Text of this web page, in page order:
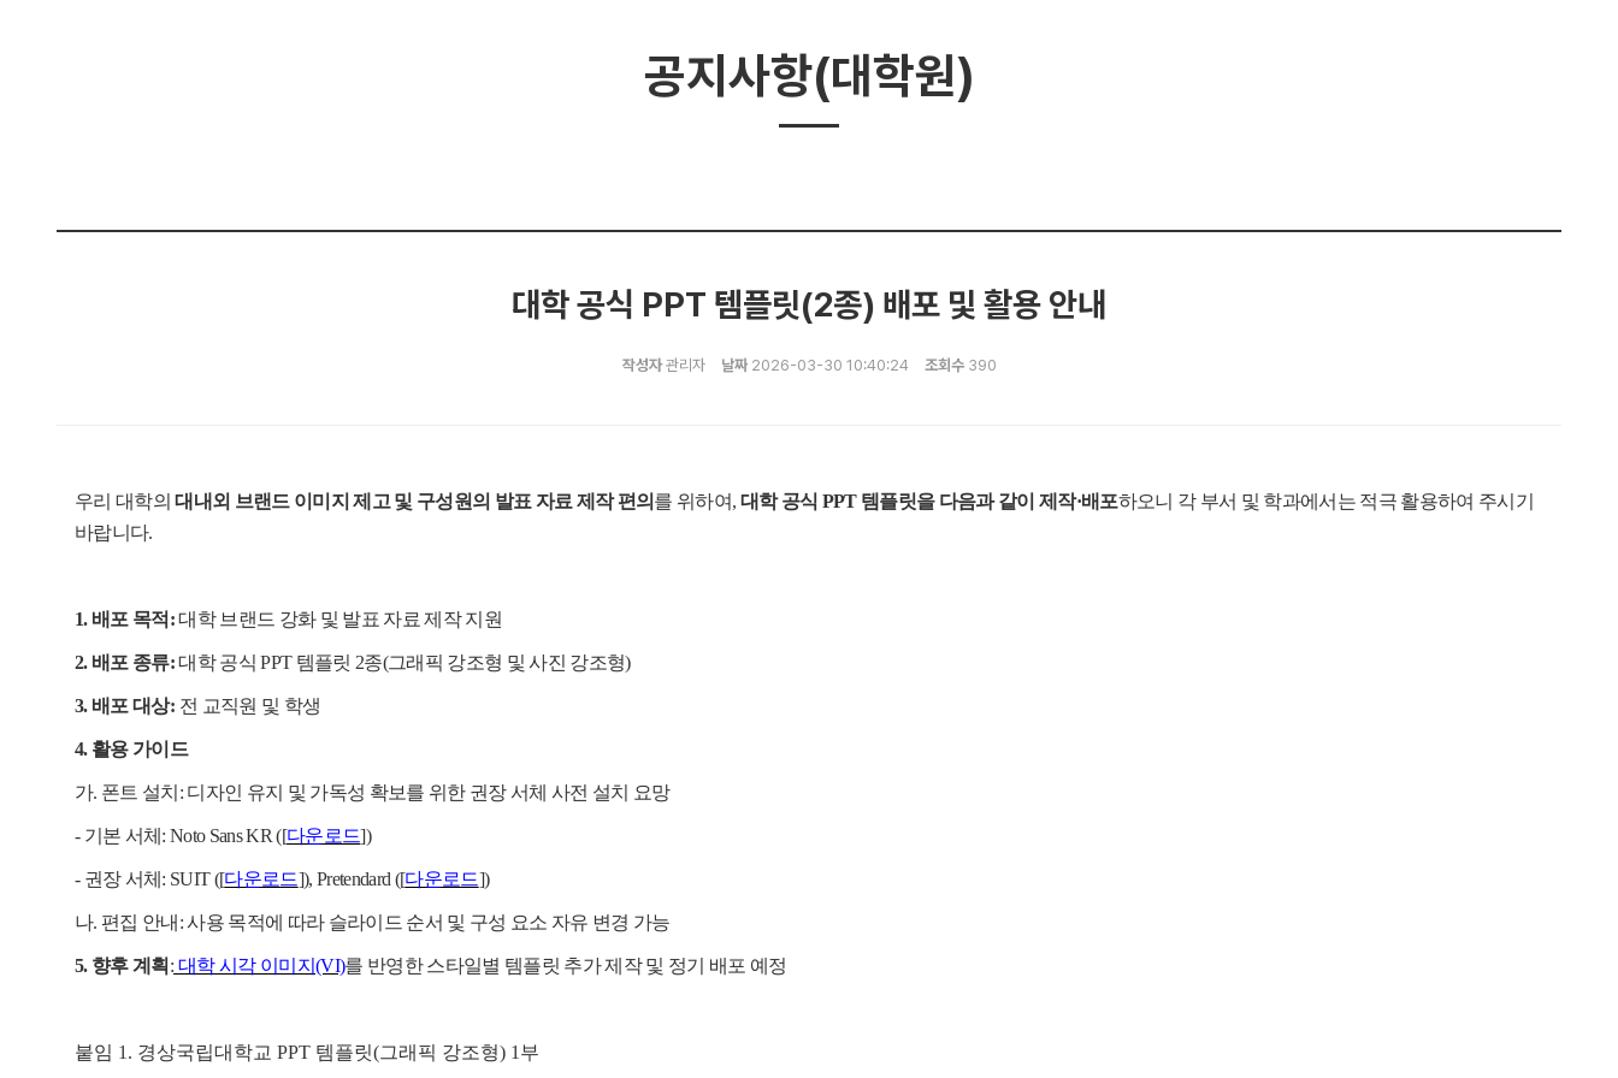
공지사항(대학원)
대학 공식 PPT 템플릿(2종) 배포 및 활용 안내
작성자관리자 날짜2026-03-30 10:40:24 조회수390
우리 대학의대내외 브랜드 이미지 제고 및 구성원의 발표 자료 제작 편의 를 위하여, 대학 공식 PPT 템플릿을 다음과 같이 제작·배포하오니 각 부서 및 학과에서는 적극 활용하여 주시기
바랍니다.
1. 배포 목적 :대학 브랜드 강화 및 발표 자료 제작 지원
2. 배포 종류:대학 공식PPT 템플릿 2종(그래픽 강조형 및 사진 강조형)
3. 배포 대상: 전 교직원 및 학생
4. 활용 가이드
가. 폰트 설치 : 디자인 유지 및 가독성 확보를 위한 권장 서체 사전 설치 요망
- 기본 서체 : Noto Sans KR ([다운로드])
- 권장 서체 : SUIT ([다운로드]), Pretendard ([다운로드])
나. 편집 안내 :사용 목적에 따라 슬라이드 순서 및 구성 요소 자유 변경 가능
5. 향후 계획 : 대학 시각 이미지(VI)를 반영한 스타일별 템플릿 추가 제작 및 정기 배포 예정
붙임 1. 경상국립대학교 PPT 템플릿(그래픽 강조형) 1 부